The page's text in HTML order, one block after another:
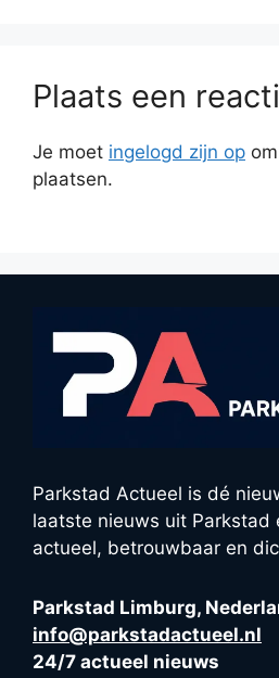
Plaats een
Je moet ingelogd zijn op
plaatsen.
Parkstad Actueel is dé
laatste nieuws uit Parkstad
actueel, betrouwbaar en
Parkstad Limburg,
info@parkstadactueel.nl
24/7 actueel nieuws